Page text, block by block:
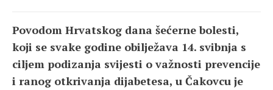
Povodom Hrvatskog dana šećerne bolesti,
koji se svake godine obilježava 14. svibnja s
ciljem podizanja svijesti o važnosti prevencije
i ranog otkrivanja dijabetesa, u Čakovcu je